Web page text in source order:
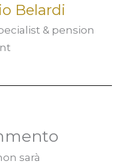
Belardi
& pension
sarà